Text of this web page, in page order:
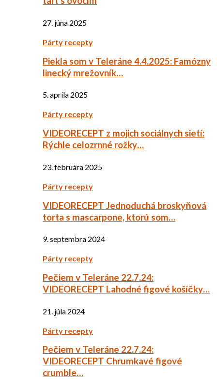
27. júna 2025
Párty recepty
Piekla som v Teleráne 4.4.2025: Famózny
linecký mrežovník…
5. apríla 2025
Párty recepty
VIDEORECEPT z mojich sociálnych sietí:
Rýchle celozrnné rožky…
23. februára 2025
Párty recepty
VIDEORECEPT Jednoduchá broskyňová
torta s mascarpone, ktorú som…
9. septembra 2024
Párty recepty
Pečiem v Teleráne 22.7.24:
VIDEORECEPT Lahodné figové košíčky…
21. júla 2024
Párty recepty
Pečiem v Teleráne 22.7.24:
VIDEORECEPT Chrumkavé figové
crumble…